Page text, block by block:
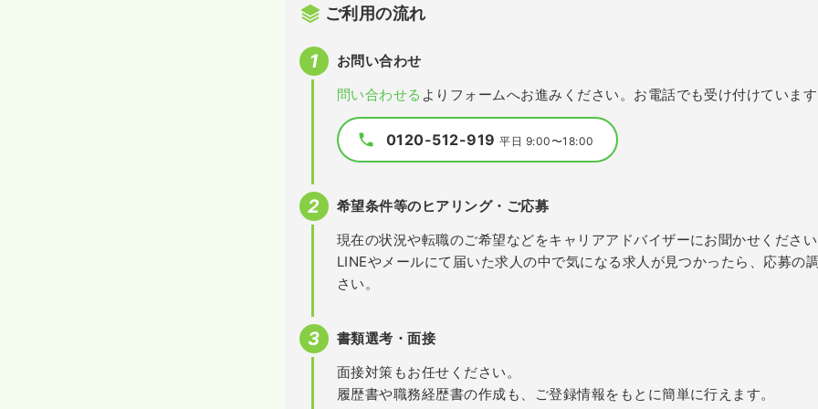
ご利用の流れ
お問い合わせ
問い合わせる よりフォームへお進みください。お電話でも受け付けていま
0120-512-919平日 9:00〜18:00
希望条件等のヒアリング・ご応募
現在の状況や転職のご希望などをキャリアアドバイザーにお聞かせくださ
LINEやメールにて届いた求人の中で気になる求人が見つかったら、応募の
さい。
書類選考・面接
面接対策もお任せください。
履歴書や職務経歴書の作成も、ご登録情報をもとに簡単に行えます。